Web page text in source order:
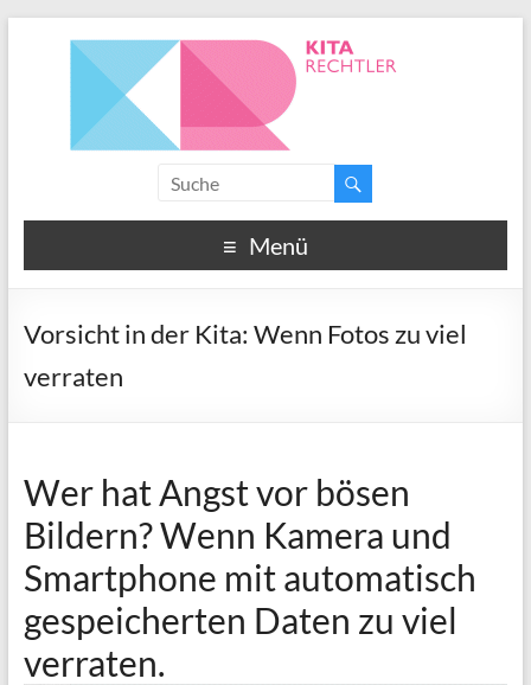
Menü
Vorsicht in der Kita: Wenn Fotos zu viel
verraten
Wer hat Angst vor bösen
Bildern? Wenn Kamera und
Smartphone mit automatisch
gespeicherten Daten zu viel
verraten.